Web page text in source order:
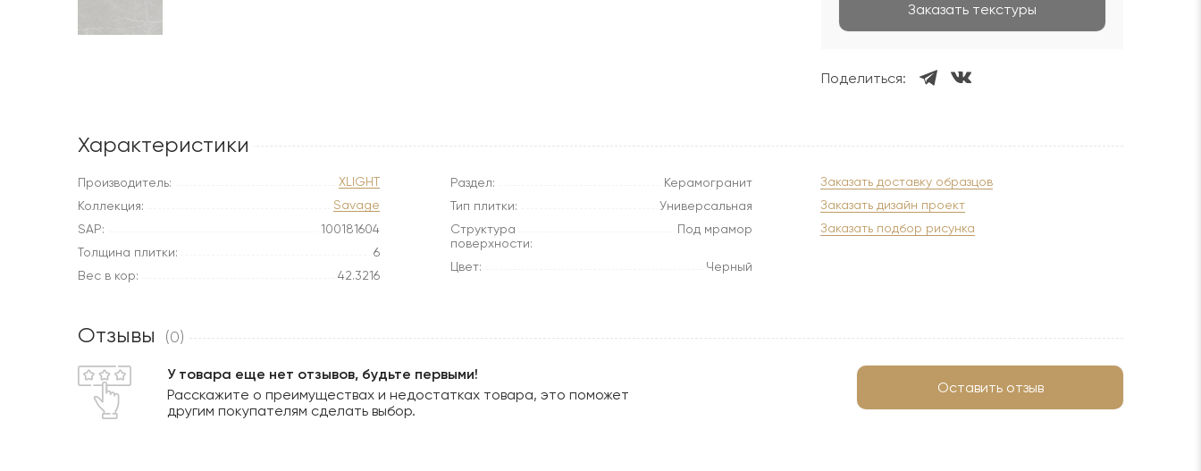
Заказать текстуры
Поделиться:
Характеристики
Производитель:
XLIGHT
Коллекция:
Savage
SAP:
100181604
Толщина плитки:
6
Вес в кор:
42.3216
Раздел:
Керамогранит
Тип плитки:
Универсальная
Структура
поверхности:
Под мрамор
Цвет: Черный
Заказать доставку образцов
Заказать дизайн проект
Заказать подбор рисунка
Отзывы (0)
У товара еще нет отзывов, будьте первыми!
Расскажите о преимуществах и недостатках товара, это поможет
другим покупателям сделать выбор.
Оставить отзыв